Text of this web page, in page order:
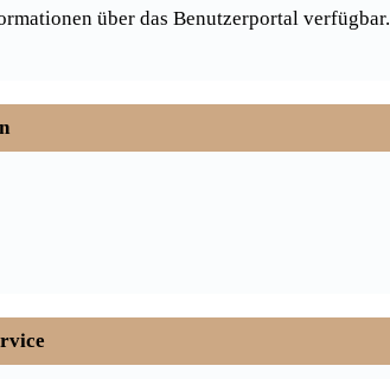
über das Benutzerportal verfügbar.